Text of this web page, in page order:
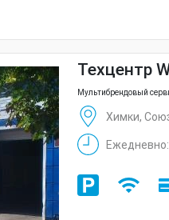
Техцентр
Мультибрендовый
Химки,
Ежедневно: